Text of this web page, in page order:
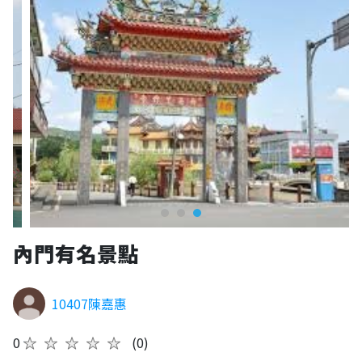
內門有名景點
10407陳嘉惠
0★★★★★
(0)